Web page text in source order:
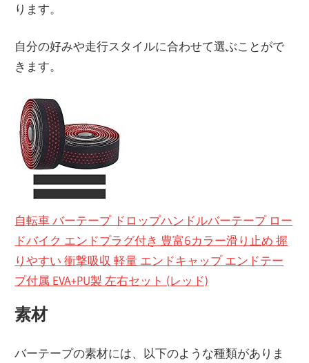
ります。
自分の好みや走行スタイルに合わせて選ぶことがで
きます。
自転車 バーテープ ドロップハンドルバーテープ ロー
ドバイク エンドプラグ付き 豊富6カラー滑り止め 握
りやすい 衝撃吸収 軽量 エンドキャップ エンドテー
プ付属 EVA+PU製 左右セット (レッド)
素材
バーテープの素材には、以下のような種類がありま